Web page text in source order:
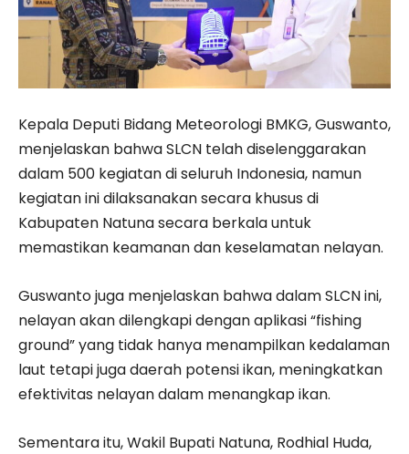
Kepala Deputi Bidang Meteorologi BMKG, Guswanto,
menjelaskan bahwa SLCN telah diselenggarakan
dalam 500 kegiatan di seluruh Indonesia, namun
kegiatan ini dilaksanakan secara khusus di
Kabupaten Natuna secara berkala untuk
memastikan keamanan dan keselamatan nelayan.
Guswanto juga menjelaskan bahwa dalam SLCN ini,
nelayan akan dilengkapi dengan aplikasi “fishing
ground” yang tidak hanya menampilkan kedalaman
laut tetapi juga daerah potensi ikan, meningkatkan
efektivitas nelayan dalam menangkap ikan.
Sementara itu, Wakil Bupati Natuna, Rodhial Huda,